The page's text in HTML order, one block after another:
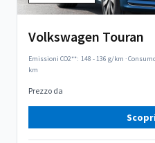
Volkswagen Touran
Emissioni CO2**: 148 - 136 g/km ·
km
Prezzo da